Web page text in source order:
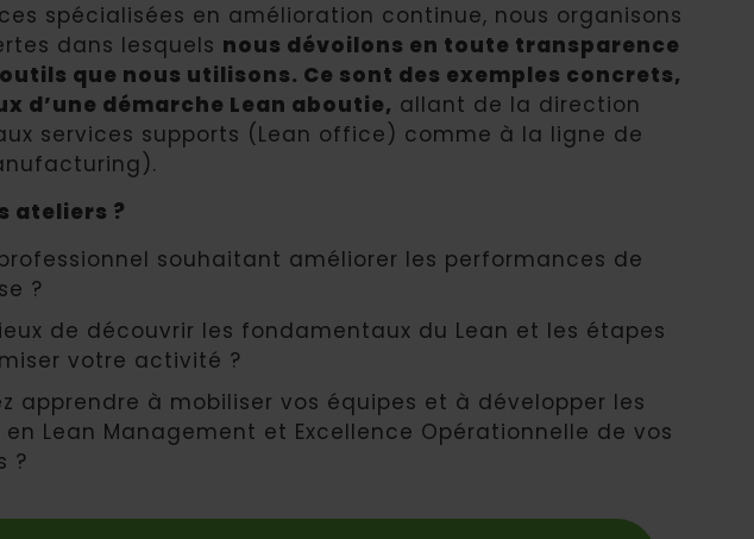
spécialisées en amélioration continue, nous organisons
dans lesquels nous dévoilons en toute transparence
que nous utilisons. Ce sont des exemples concrets,
d’une démarche Lean aboutie, allant de la direction
services supports (Lean office) comme à la ligne de
ateliers ?
souhaitant améliorer les performances de
?
de découvrir les fondamentaux du Lean et les étapes
votre activité ?
apprendre à mobiliser vos équipes et à développer les
Lean Management et Excellence Opérationnelle de vos
?